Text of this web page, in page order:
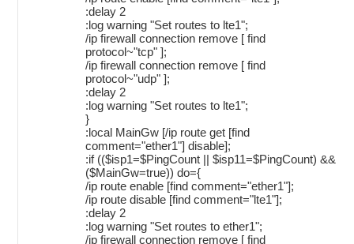
:delay 2
:log warning "Set routes to lte1";
/ip firewall connection remove [ find
protocol~"tcp" ];
/ip firewall connection remove [ find
protocol~"udp" ];
:delay 2
:log warning "Set routes to lte1";
}
:local MainGw [/ip route get [find
comment="ether1"] disable];
:if (($isp1=$PingCount || $isp11=$PingCount) &&
($MainGw=true)) do={
/ip route enable [find comment="ether1"];
/ip route disable [find comment="lte1"];
:delay 2
:log warning "Set routes to ether1";
/ip firewall connection remove [ find